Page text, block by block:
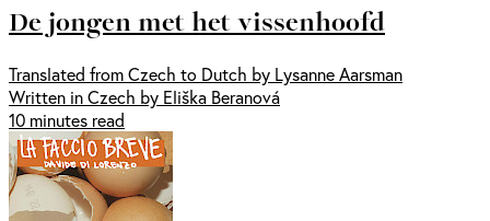
De jongen met het vissenhoofd
Translated from Czech to Dutch by Lysanne Aarsman
Written in Czech by Eliška Beranová
10 minutes read